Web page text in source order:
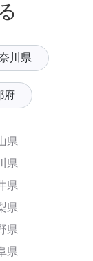
川県
府
県
県
県
県
県
県